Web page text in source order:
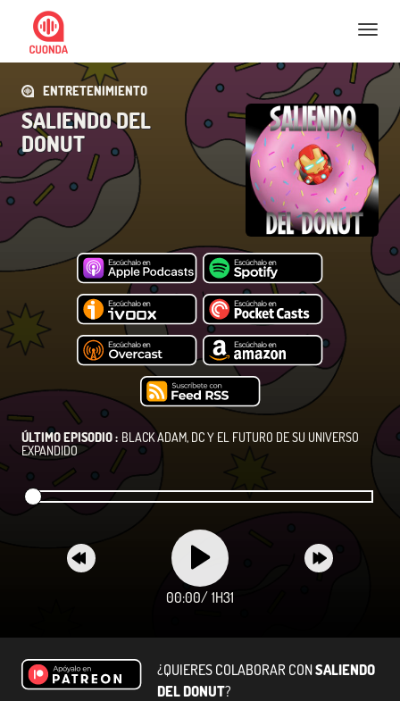
Nav
ENTRETENIMIENTO
SALIENDO DEL
DONUT
ÚLTIMO EPISODIO : BLACK ADAM, DC Y EL FUTURO DE SU UNIVERSO
EXPANDIDO
00:00/ 1H31
¿QUIERES COLABORAR CONSALIENDO
DEL DONUT?